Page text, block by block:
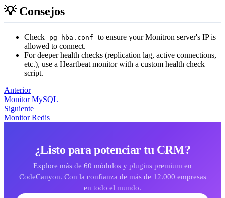
💡 Consejos
Check pg_hba.conf
to ensure your Monitron server's IP is
allowed to connect.
For deeper health checks (replication lag, active connections,
etc.), use a Heartbeat monitor with a custom health check
script.
Anterior
Monitor MySQL
Siguiente
Monitor Redis
¿Listo para potenciar tu CRM?
Explore más de 60 módulos y plugins premium en
CodeCanyon. Con la confianza de más de 12.000 empresas
en todo el mundo.